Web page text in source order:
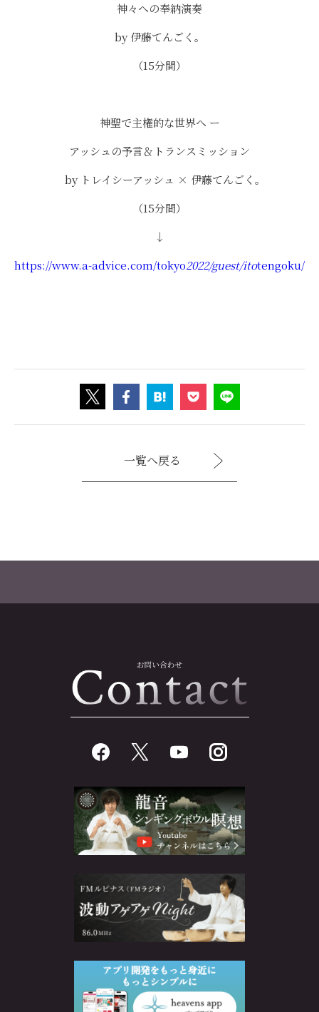
神々への奉納演奏
by 伊藤てんごく。
（15分間）
神聖で主権的な世界へ ー
アッシュの予言＆トランスミッション
by トレイシーアッシュ × 伊藤てんごく。
（15分間）
↓
https://www.a-advice.com/tokyo2022/guest/itotengoku/
一覧へ戻る